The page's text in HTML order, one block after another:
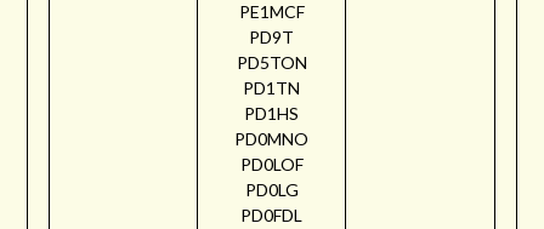
PE1MCF
PD9T
PD5TON
PD1TN
PD1HS
PD0MNO
PD0LOF
PD0LG
PD0FDL